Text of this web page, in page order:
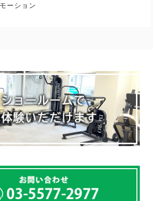
ーション